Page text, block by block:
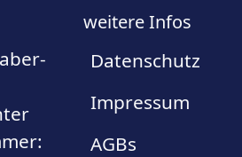
weitere Infos
Datenschutz
Impressum
AGBs